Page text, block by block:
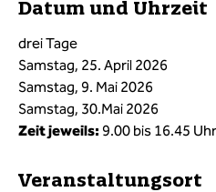
Datum und Uhrzeit
drei Tage
Samstag, 25. April 2026
Samstag, 9. Mai 2026
Samstag, 30.Mai 2026
Zeit jeweils: 9.00 bis 16.45 Uhr
Veranstaltungsort